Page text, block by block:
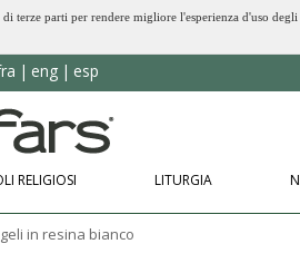
parti per rendere migliore l'esperienza d'uso
eng esp
RELIGIOSI LITURGIA
in resina bianco